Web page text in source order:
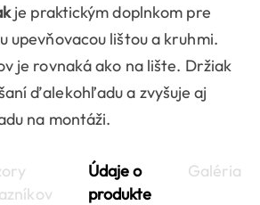
je praktickým doplnkom pre
upevňovacou lištou a kruhmi.
je rovnaká ako na lište. Držiak
ďalekohľadu a zvyšuje aj
na montáži.
Údaje o
produkte
Galéria